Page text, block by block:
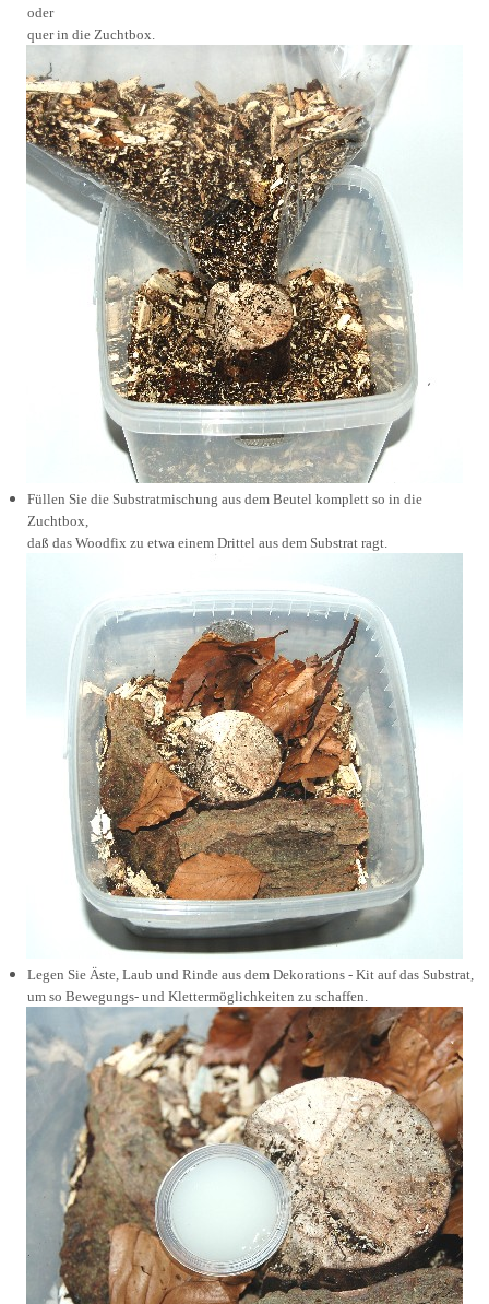
oder
quer in die Zuchtbox.
Füllen Sie die Substratmischung aus dem Beutel komplett so in die
Zuchtbox,
daß das Woodfix zu etwa einem Drittel aus dem Substrat ragt.
Legen Sie Äste, Laub und Rinde aus dem Dekorations - Kit auf das Substrat,
um so Bewegungs- und Klettermöglichkeiten zu schaffen.